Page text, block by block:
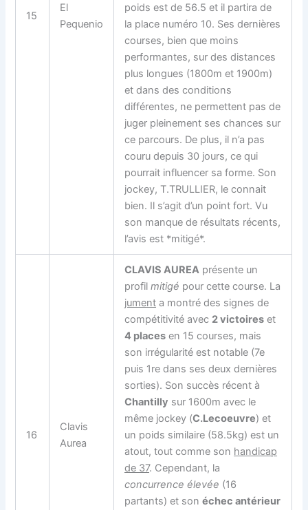
15
El
Pequenio
poids est de 56.5 et il partira de
la place numéro 10. Ses dernières
courses, bien que moins
performantes, sur des distances
plus longues (1800m et 1900m)
et dans des conditions
différentes, ne permettent pas de
juger pleinement ses chances sur
ce parcours. De plus, il n’a pas
couru depuis 30 jours, ce qui
pourrait influencer sa forme. Son
jockey, T.TRULLIER, le connait
bien. Il s’agit d’un point fort. Vu
son manque de résultats récents,
l’avis est *mitigé*.
16
Clavis
Aurea
CLAVIS AUREA présente un
profilmitigé pour cette course. La
jument a montré des signes de
compétitivité avec 2 victoires et
4 places en 15 courses, mais
son irrégularité est notable (7e
puis 1re dans ses deux dernières
sorties). Son succès récent à
Chantilly sur 1600m avec le
même jockey (C.Lecoeuvre) et
un poids similaire (58.5kg) est un
atout, tout comme son handicap
de 37. Cependant, la
concurrence élevée (16
partants) et sonéchec antérieur